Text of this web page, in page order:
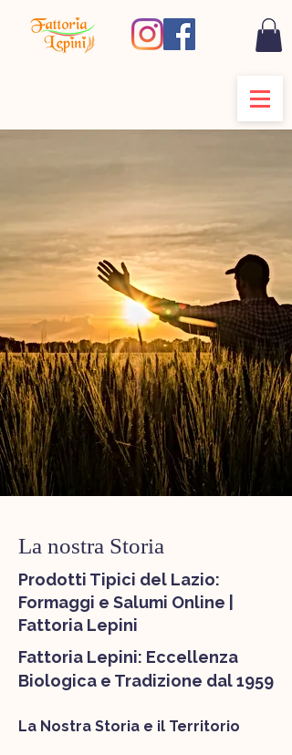
La nostra Storia
Prodotti Tipici del Lazio:
Formaggi e Salumi Online |
Fattoria Lepini
Fattoria Lepini: Eccellenza
Biologica e Tradizione dal 1959
La Nostra Storia e il Territorio